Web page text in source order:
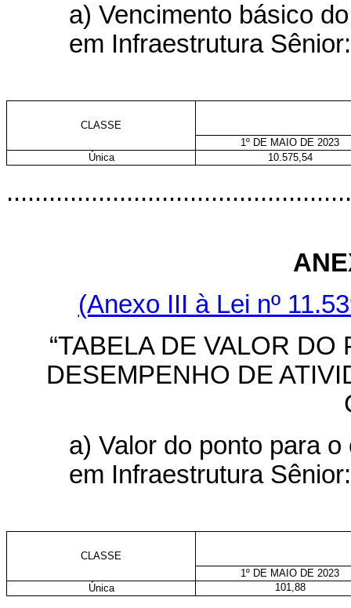
a) Vencimento básico
em Infraestrutura Sênior:
CLASSE
1º DE MAIO DE 2023
Única
10.575,54
(Anexo III à Lei nº
“TABELA DE VALOR
DESEMPENHO DE
a) Valor do ponto para
em Infraestrutura Sênior:
CLASSE
1º DE MAIO DE 2023
Única
101,88